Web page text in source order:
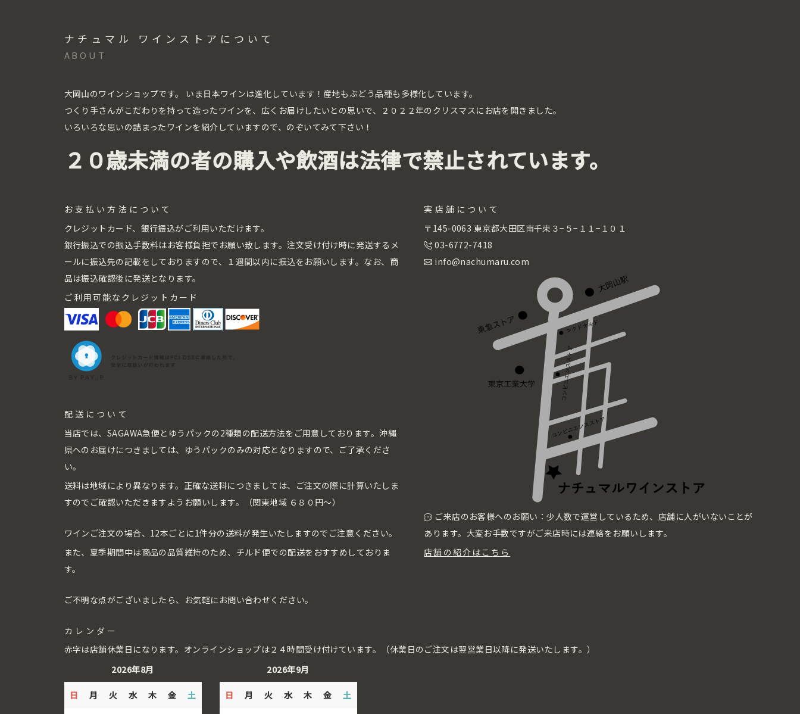
ナチュマル ワインストアについて
ABOUT
大岡山のワインショップです。
いま日本ワインは進化しています！産地もぶどう品種も多様化しています。
つくり手さんがこだわりを持って造ったワインを、広くお届けしたいとの思いで、２０２２年のクリスマスにお店を開きました。
いろいろな思いの詰まったワインを紹介していますので、のぞいてみて下さい！
２０歳未満の者の購入や飲酒は法律で禁止されています。
お支払い方法について
クレジットカード、銀行振込がご利用いただけます。
銀行振込での振込手数料はお客様負担でお願い致します。注文受け付け時に発送するメ
ールに振込先の記載をしておりますので、１週間以内に振込をお願いします。なお、商
品は振込確認後に発送となります。
ご利用可能なクレジットカード
配送について
当店では、SAGAWA急便とゆうパックの2種類の配送方法をご用意しております。沖縄
県へのお届けにつきましては、ゆうパックのみの対応となりますので、ご了承くださ
い。
送料は地域により異なります。正確な送料につきましては、ご注文の際に計算いたしま
すのでご確認いただきますようお願いします。（関東地域 ６８０円〜）
ワインご注文の場合、12本ごとに1件分の送料が発生いたしますのでご注意ください。
また、夏季期間中は商品の品質維持のため、チルド便での配送をおすすめしておりま
す。
ご不明な点がございましたら、お気軽にお問い合わせください。
実店舗について
〒145-0063 東京都大田区南千束３−５−１１−１０１
03-6772-7418
info@nachumaru.com
ご来店のお客様へのお願い：少人数で運営しているため、店舗に人がいないことが
あります。大変お手数ですがご来店時には連絡をお願いします。
店舗の紹介はこちら
カレンダー
赤字は店舗休業日になります。オンラインショップは２４時間受け付けています。（休業日のご注文は翌営業日以降に発送いたします。）
2026年8月
日 月 火 水 木 金 土
2026年9月
日 月 火 水 木 金 土